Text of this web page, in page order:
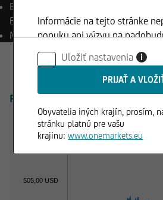
Bloomberg
Equity
Mena USD
PREHĽAD PRODUKTY
505,00 USD
Informácie na tejto stránke
ponuku ani výzvu na
akýchkoľvek cenných papierov
klientom použité v žiadnej
takéto použitie zakázané.
Uložiť nastavenia i
Obyvatelia iných krajín, prosím,
stránku platnú pre vašu
krajinu:www.onemarkets.eu